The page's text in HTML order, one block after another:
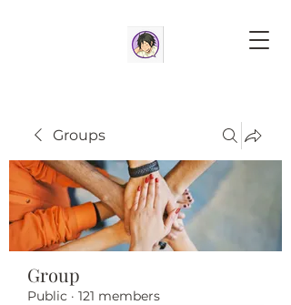
Groups
Group
Public · 121 members